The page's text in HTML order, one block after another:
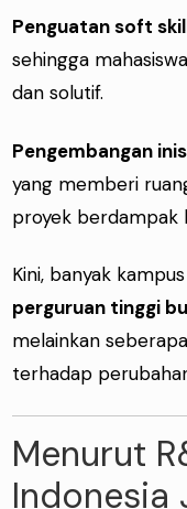
Penguatan soft
sehingga
dan solutif.
Pengembangan
yang memberi
proyek berdampak
Kini, banyak
perguruan tinggi
melainkan
terhadap
Menurut
Indonesia